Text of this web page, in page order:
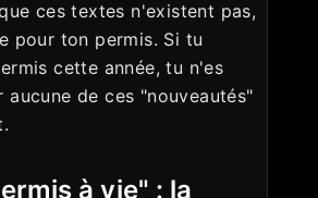
ces textes n'existent pas,
pour ton permis. Si tu
cette année, tu n'es
aucune de ces "nouveautés"
à vie" : la